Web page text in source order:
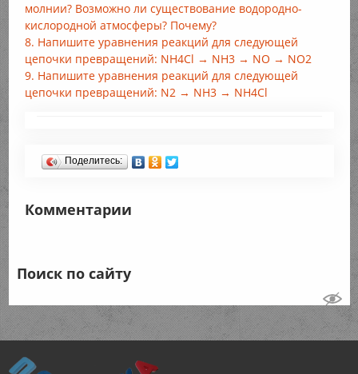
молнии? Возможно ли существование водородно-
кислородной атмосферы? Почему?
8. Напишите уравнения реакций для следующей
цепочки превращений: NH4Cl → NH3 → NO → NO2
9. Напишите уравнения реакций для следующей
цепочки превращений: N2 → NH3 → NH4Cl
Поделитесь:
Комментарии
Поиск по сайту